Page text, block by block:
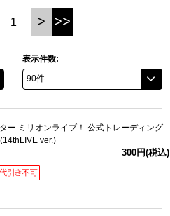
1 > >>
表示件数:
ー ミリオンライブ！ 公式トレーディング
ver.)
300円(税込)